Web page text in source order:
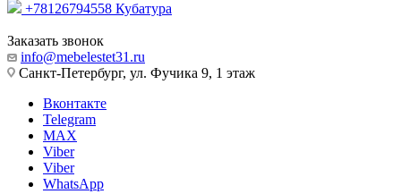
+78126794558 Кубатура
Заказать звонок
info@mebelestet31.ru
Санкт-Петербург, ул. Фучика 9, 1 этаж
Вконтакте
Telegram
MAX
Viber
Viber
WhatsApp